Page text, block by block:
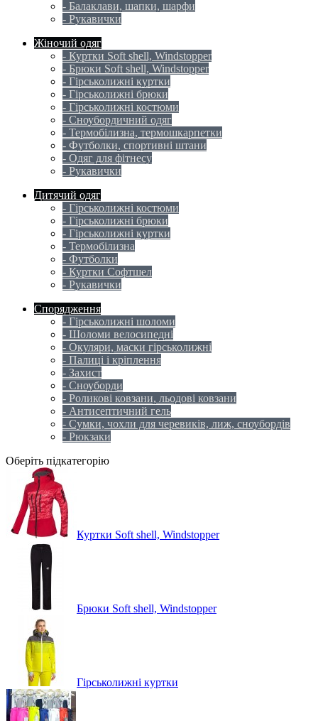
- Балаклави, шапки, шарфи
- Рукавички
Жіночий одяг
- Куртки Soft shell, Windstopper
- Брюки Soft shell, Windstopper
- Гірськолижні куртки
- Гірськолижні брюки
- Гірськолижні костюми
- Сноубордичний одяг
- Термобілизна, термошкарпетки
- Футболки, спортивні штани
- Одяг для фітнесу
- Рукавички
Дитячий одяг
- Гірськолижні костюми
- Гірськолижні брюки
- Гірськолижні куртки
- Термобілизна
- Футболки
- Куртки Софтшел
- Рукавички
Спорядження
- Гірськолижні шоломи
- Шоломи велосипедні
- Окуляри, маски гірськолижні
- Палиці і кріплення
- Захист
- Сноуборди
- Роликові ковзани, льодові ковзани
- Антисептичний гель
- Сумки, чохли для черевиків, лиж, сноубордів
- Рюкзаки
Оберіть підкатегорію
Куртки Soft shell, Windstopper
Брюки Soft shell, Windstopper
Гірськолижні куртки